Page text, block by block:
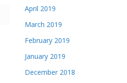
April 2019
March 2019
February 2019
January 2019
December 2018